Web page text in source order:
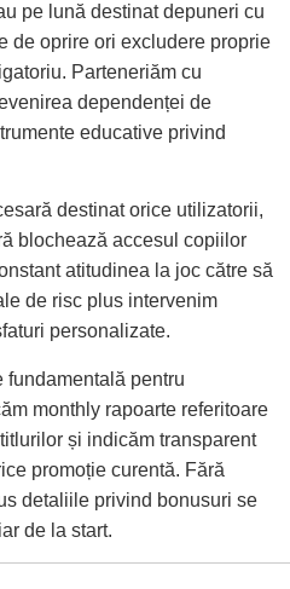
pe lună destinat depuneri cu
de oprire ori excludere proprie
Parteneriăm cu
dependenței de
educative privind
destinat orice utilizatorii,
blochează accesul copiilor
atitudinea la joc către să
de risc plus intervenim
personalizate.
fundamentală pentru
monthly rapoarte referitoare
și indicăm transparent
promoție curentă. Fără
detaliile privind bonusuri se
de la start.